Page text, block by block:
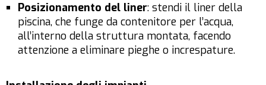
Posizionamento del liner: stendi il liner della
piscina, che funge da contenitore per l’acqua,
all’interno della struttura montata, facendo
attenzione a eliminare pieghe o increspature.